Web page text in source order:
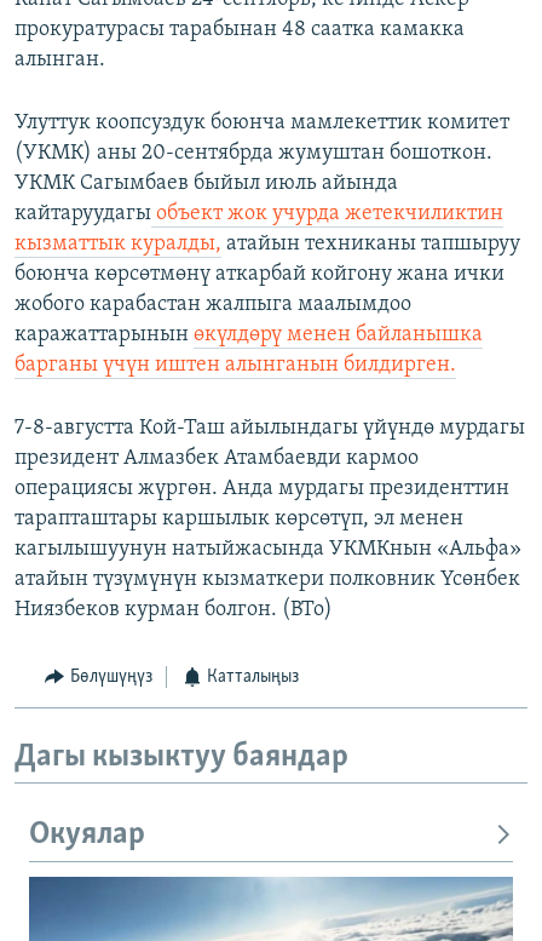
прокуратурасы тарабынан 48 саатка камакка
алынган.
Улуттук коопсуздук боюнча мамлекеттик комитет
(УКМК) аны 20-сентябрда жумуштан бошоткон.
УКМК Сагымбаев быйыл июль айында
кайтаруудагы объект жок учурда жетекчиликтин
кызматтык куралды, атайын техниканы тапшыруу
боюнча көрсөтмөнү аткарбай койгону жана ички
жобого карабастан жалпыга маалымдоо
каражаттарынын өкүлдөрү менен байланышка
барганы үчүн иштен алынганын билдирген.
7-8-августта Кой-Таш айылындагы үйүндө мурдагы
президент Алмазбек Атамбаевди кармоо
операциясы жүргөн. Анда мурдагы президенттин
тарапташтары каршылык көрсөтүп, эл менен
кагылышуунун натыйжасында УКМКнын «Альфа»
атайын түзүмүнүн кызматкери полковник Үсөнбек
Ниязбеков курман болгон. (BTo)
Бөлүшүңүз Катталыңыз
Дагы кызыктуу баяндар
Окуялар